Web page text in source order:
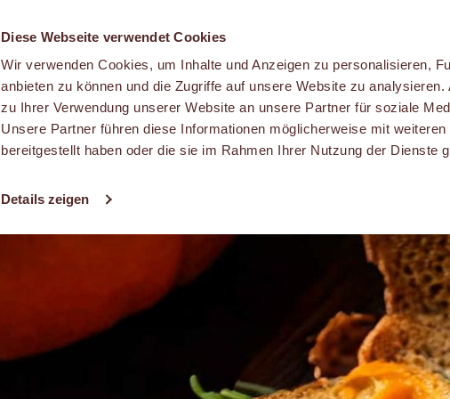
Diese Webseite verwendet Cookies
Wir verwenden Cookies, um Inhalte und Anzeigen zu personalisieren,
anbieten zu können und die Zugriffe auf unsere Website zu
zu Ihrer Verwendung unserer Website an unsere Partner für soziale
Unsere Partner führen diese Informationen möglicherweise mit
bereitgestellt haben oder die sie im Rahmen Ihrer Nutzung der Dienste
Details zeigen